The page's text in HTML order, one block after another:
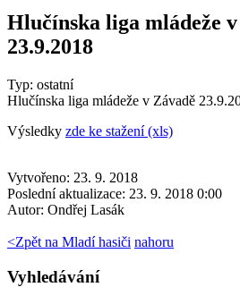
Hlučínska liga mládeže
23.9.2018
Typ: ostatní
Hlučínska liga mládeže v Závadě
Výsledky zde ke stažení (xls)
Vytvořeno: 23. 9. 2018
Poslední aktualizace: 23. 9. 2018 0:00
Autor: Ondřej Lasák
<Zpět na Mladí hasiči nahoru
Vyhledávání